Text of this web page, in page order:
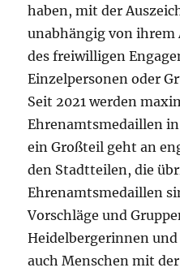
haben, mit der
unabhängig von ihrem
des freiwilligen
Einzelpersonen oder
Seit 2021 werden
Ehrenamtsmedaillen
ein Großteil geht an
den Stadtteilen, die
Ehrenamtsmedaillen
Vorschläge und
Heidelbergerinnen
auch Menschen mit